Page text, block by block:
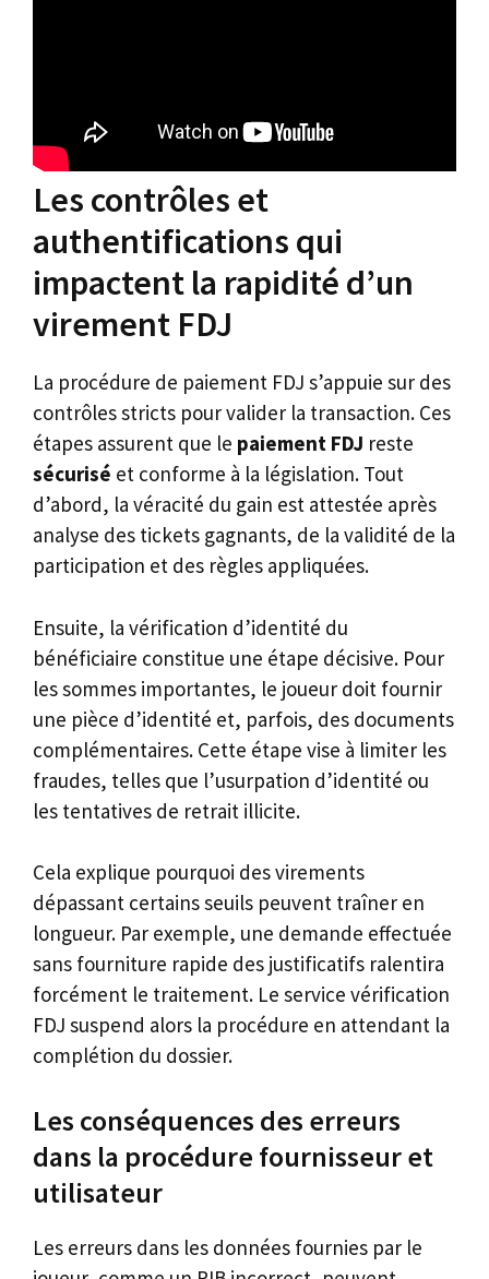
Les contrôles et
authentifications qui
impactent la rapidité d’un
virement FDJ
La procédure de paiement FDJ s’appuie sur des
contrôles stricts pour valider la transaction. Ces
étapes assurent que le paiement FDJ reste
sécurisé et conforme à la législation. Tout
d’abord, la véracité du gain est attestée après
analyse des tickets gagnants, de la validité de la
participation et des règles appliquées.
Ensuite, la vérification d’identité du
bénéficiaire constitue une étape décisive. Pour
les sommes importantes, le joueur doit fournir
une pièce d’identité et, parfois, des documents
complémentaires. Cette étape vise à limiter les
fraudes, telles que l’usurpation d’identité ou
les tentatives de retrait illicite.
Cela explique pourquoi des virements
dépassant certains seuils peuvent traîner en
longueur. Par exemple, une demande effectuée
sans fourniture rapide des justificatifs ralentira
forcément le traitement. Le service vérification
FDJ suspend alors la procédure en attendant la
complétion du dossier.
Les conséquences des erreurs
dans la procédure fournisseur et
utilisateur
Les erreurs dans les données fournies par le